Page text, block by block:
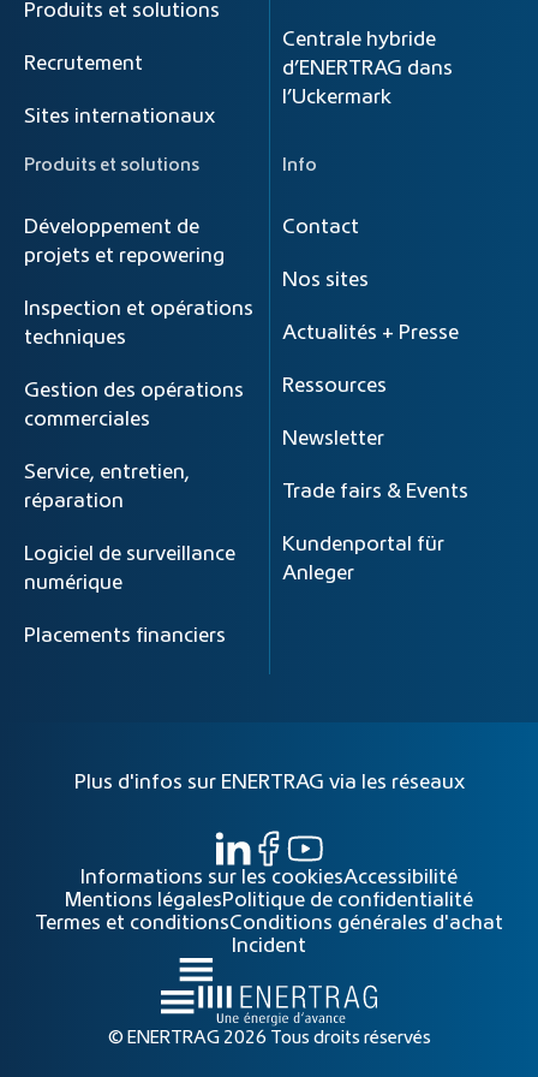
Produits et solutions
Recrutement
Sites internationaux
Centrale hybride
d’ENERTRAG dans
l’Uckermark
Produits et solutions
Développement de
projets et repowering
Inspection et opérations
techniques
Gestion des opérations
commerciales
Service, entretien,
réparation
Logiciel de surveillance
numérique
Placements financiers
Info
Contact
Nos sites
Actualités + Presse
Ressources
Newsletter
Trade fairs & Events
Kundenportal für
Anleger
© ENERTRAG 2026 Tous droits réservés
Plus d'infos sur ENERTRAG via les réseaux
Informations sur les cookiesAccessibilité
Mentions légalesPolitique de confidentialité
Termes et conditionsConditions générales d'achat
Incident